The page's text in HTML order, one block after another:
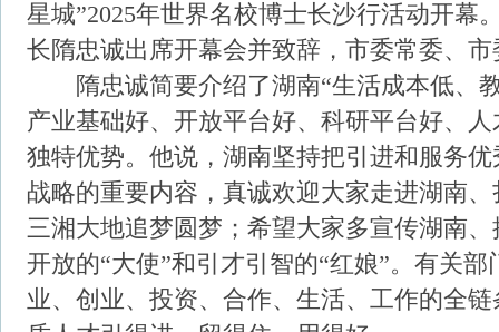
星城”2025年世界名校博士长沙行活动开幕
长隋忠诚出席开幕会并致辞，市委常委、
隋忠诚简要介绍了湖南“生活成本低、
产业基础好、开放平台好、科研平台好、
独特优势。他说，湖南坚持把引进和服务
战略的重要内容，真诚欢迎大家走进湖南
三湘大地追梦圆梦；希望大家多宣传湖南
开放的“大使”和引才引智的“红娘”。有关
业、创业、投资、合作、生活、工作的全